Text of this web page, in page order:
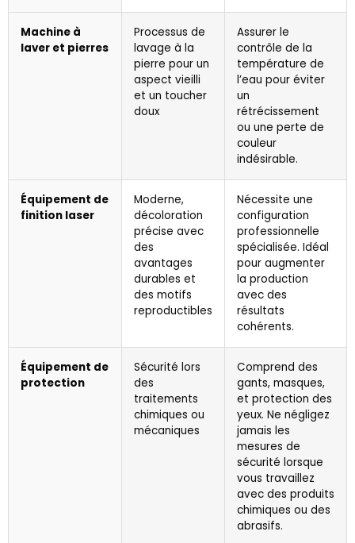
Machine à
laver et pierres
Processus de
lavage à la
pierre pour un
aspect vieilli
et un toucher
doux
Assurer le
contrôle de la
température de
l’eau pour éviter
un
rétrécissement
ou une perte de
couleur
indésirable.
Équipement de
finition laser
Moderne,
décoloration
précise avec
des
avantages
durables et
des motifs
reproductibles
Nécessite une
configuration
professionnelle
spécialisée. Idéal
pour augmenter
la production
avec des
résultats
cohérents.
Équipement de
protection
Sécurité lors
des
traitements
chimiques ou
mécaniques
Comprend des
gants, masques,
et protection des
yeux. Ne négligez
jamais les
mesures de
sécurité lorsque
vous travaillez
avec des produits
chimiques ou des
abrasifs.